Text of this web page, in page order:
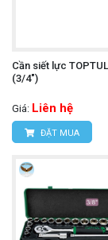
Cần siết lực
(3/4")
Giá: Liên hệ
ĐẶT MUA